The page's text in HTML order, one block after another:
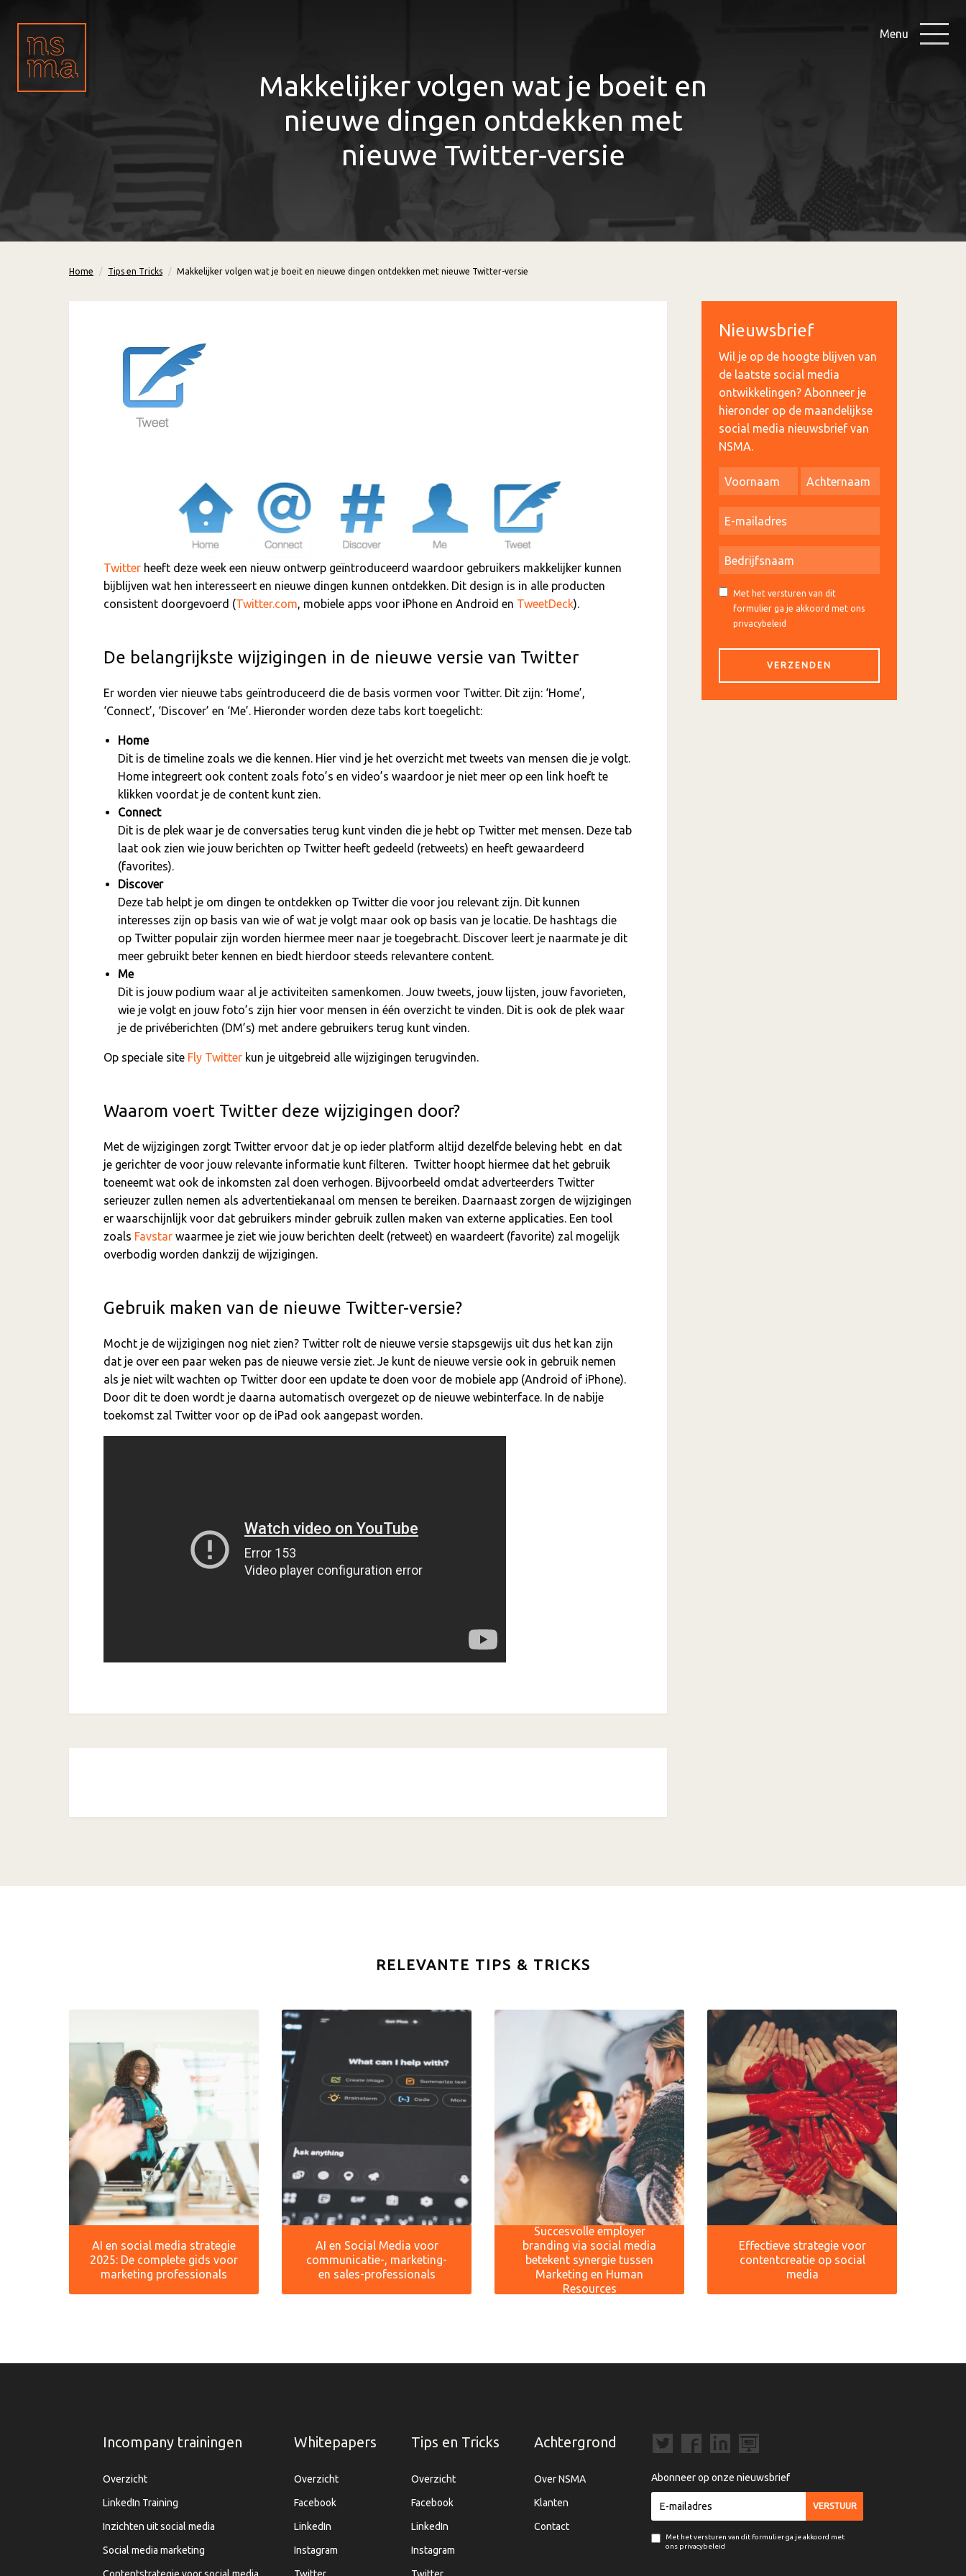
Menu
Makkelijker volgen wat je boeit en
nieuwe dingen ontdekken met
nieuwe Twitter-versie
Home Tips en Tricks Makkelijker volgen wat je boeit en nieuwe dingen ontdekken met nieuwe Twitter-versie
Twitter heeft deze week een nieuw ontwerp geïntroduceerd waardoor gebruikers makkelijker kunnen
bijblijven wat hen interesseert en nieuwe dingen kunnen ontdekken. Dit design is in alle producten
consistent doorgevoerd (Twitter.com, mobiele apps voor iPhone en Android en TweetDeck).
De belangrijkste wijzigingen in de nieuwe versie van Twitter
Er worden vier nieuwe tabs geïntroduceerd die de basis vormen voor Twitter. Dit zijn: ‘Home’,
‘Connect’, ‘Discover’ en ‘Me’. Hieronder worden deze tabs kort toegelicht:
Home
Dit is de timeline zoals we die kennen. Hier vind je het overzicht met tweets van mensen die je volgt.
Home integreert ook content zoals foto’s en video’s waardoor je niet meer op een link hoeft te
klikken voordat je de content kunt zien.
Connect
Dit is de plek waar je de conversaties terug kunt vinden die je hebt op Twitter met mensen. Deze tab
laat ook zien wie jouw berichten op Twitter heeft gedeeld (retweets) en heeft gewaardeerd
(favorites).
Discover
Deze tab helpt je om dingen te ontdekken op Twitter die voor jou relevant zijn. Dit kunnen
interesses zijn op basis van wie of wat je volgt maar ook op basis van je locatie. De hashtags die
op Twitter populair zijn worden hiermee meer naar je toegebracht. Discover leert je naarmate je dit
meer gebruikt beter kennen en biedt hierdoor steeds relevantere content.
Me
Dit is jouw podium waar al je activiteiten samenkomen. Jouw tweets, jouw lijsten, jouw favorieten,
wie je volgt en jouw foto’s zijn hier voor mensen in één overzicht te vinden. Dit is ook de plek waar
je de privéberichten (DM’s) met andere gebruikers terug kunt vinden.
Op speciale site Fly Twitter kun je uitgebreid alle wijzigingen terugvinden.
Waarom voert Twitter deze wijzigingen door?
Met de wijzigingen zorgt Twitter ervoor dat je op ieder platform altijd dezelfde beleving hebt en dat
je gerichter de voor jouw relevante informatie kunt filteren. Twitter hoopt hiermee dat het gebruik
toeneemt wat ook de inkomsten zal doen verhogen. Bijvoorbeeld omdat adverteerders Twitter
serieuzer zullen nemen als advertentiekanaal om mensen te bereiken. Daarnaast zorgen de wijzigingen
er waarschijnlijk voor dat gebruikers minder gebruik zullen maken van externe applicaties. Een tool
zoals Favstar waarmee je ziet wie jouw berichten deelt (retweet) en waardeert (favorite) zal mogelijk
overbodig worden dankzij de wijzigingen.
Gebruik maken van de nieuwe Twitter-versie?
Mocht je de wijzigingen nog niet zien? Twitter rolt de nieuwe versie stapsgewijs uit dus het kan zijn
dat je over een paar weken pas de nieuwe versie ziet. Je kunt de nieuwe versie ook in gebruik nemen
als je niet wilt wachten op Twitter door een update te doen voor de mobiele app (Android of iPhone).
Door dit te doen wordt je daarna automatisch overgezet op de nieuwe webinterface. In de nabije
toekomst zal Twitter voor op de iPad ook aangepast worden.
Nieuwsbrief
Wil je op de hoogte blijven van
de laatste social media
ontwikkelingen? Abonneer je
hieronder op de maandelijkse
social media nieuwsbrief van
NSMA.
Met het versturen van dit
formulier ga je akkoord met ons
privacybeleid
RELEVANTE TIPS & TRICKS
AI en social media strategie
2025: De complete gids voor
marketing professionals
AI en Social Media voor
communicatie-, marketing-
en sales-professionals
Succesvolle employer
branding via social media
betekent synergie tussen
Marketing en Human
Resources
Effectieve strategie voor
contentcreatie op social
media
Incompany trainingen
Overzicht
LinkedIn Training
Inzichten uit social media
Social media marketing
Whitepapers
Overzicht
Facebook
LinkedIn
Instagram
Tips en Tricks
Overzicht
Facebook
LinkedIn
Instagram
Achtergrond
Over NSMA
Klanten
Contact
Abonneer op onze nieuwsbrief
Met het versturen van dit formulier ga je akkoord met
ons privacybeleid